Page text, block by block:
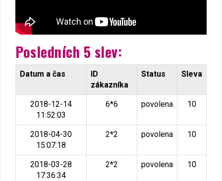
Posledních 5 slev:
Datum a čas
ID
zákazníka
Status Sleva
2018-12-14
11:52:03
6*6 povolena 10
2018-04-30
15:07:18
2*2 povolena 10
2018-03-28
17:36:34
2*2 povolena 10